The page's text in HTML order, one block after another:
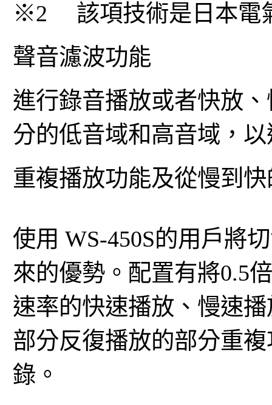
※2 該項技術是日本電
聲音濾波功能
進行錄音播放或者快放
分的低音域和高音域，
重複播放功能及從慢到
使用 WS-450S的用戶將
來的優勢。配置有將0.5
速率的快速播放、慢速
部分反復播放的部分重
錄。